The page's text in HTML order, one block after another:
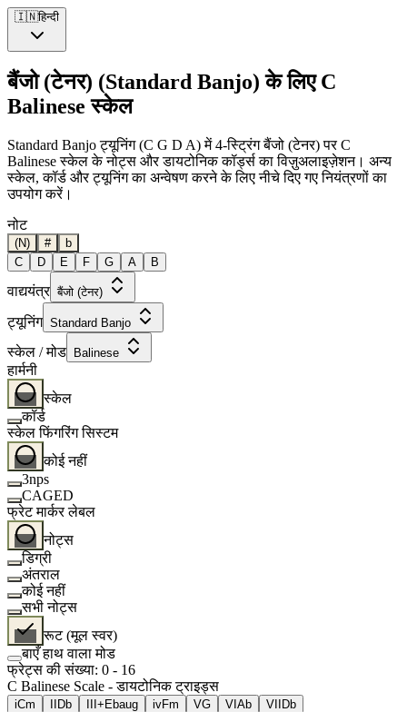
🇮🇳हिन्दी
बैंजो (टेनर) (Standard Banjo) के लिए C
Balinese स्केल
Standard Banjo ट्यूनिंग (C G D A) में 4-स्ट्रिंग बैंजो (टेनर) पर C
Balinese स्केल के नोट्स और डायटोनिक कॉर्ड्स का विज़ुअलाइज़ेशन। अन्य
स्केल, कॉर्ड और ट्यूनिंग का अन्वेषण करने के लिए नीचे दिए गए नियंत्रणों का
उपयोग करें।
नोट
(N) #
b
C
D E F G A B
वाद्ययंत्र बैंजो (टेनर)
ट्यूनिंग Standard Banjo
स्केल / मोड Balinese
हार्मनी
स्केल
कॉर्ड
स्केल फिंगरिंग सिस्टम
कोई नहीं
3nps
CAGED
फ्रेट मार्कर लेबल
नोट्स
डिग्री
अंतराल
कोई नहीं
सभी नोट्स
रूट (मूल स्वर)
बाएँ हाथ वाला मोड
फ्रेट्स की संख्या: 0 - 16
C Balinese Scale - डायटोनिक ट्राइड्स
iCm Db III+ Ebaug ivFm VG VI Ab VII Db